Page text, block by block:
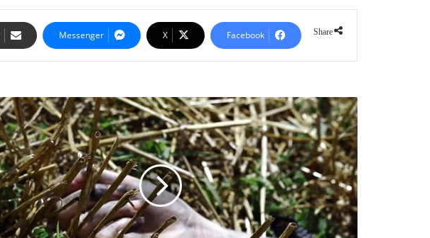
Share
Facebook
X
Messenger
م
ٹ
ہ
م
ی
ں
ش
و